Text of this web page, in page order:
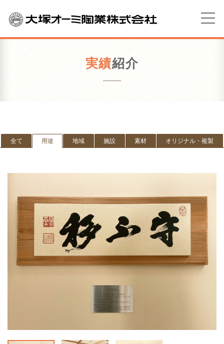
実績紹介
全て 用途 地域 施設 素材 オリジナル・複製